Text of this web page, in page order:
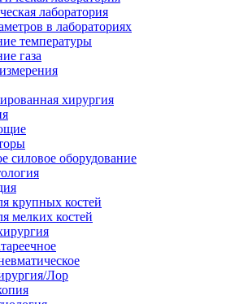
лаборатория
в лабораториях
температуры
газа
хирургия
силовое оборудование
крупных костей
мелких костей
Лор